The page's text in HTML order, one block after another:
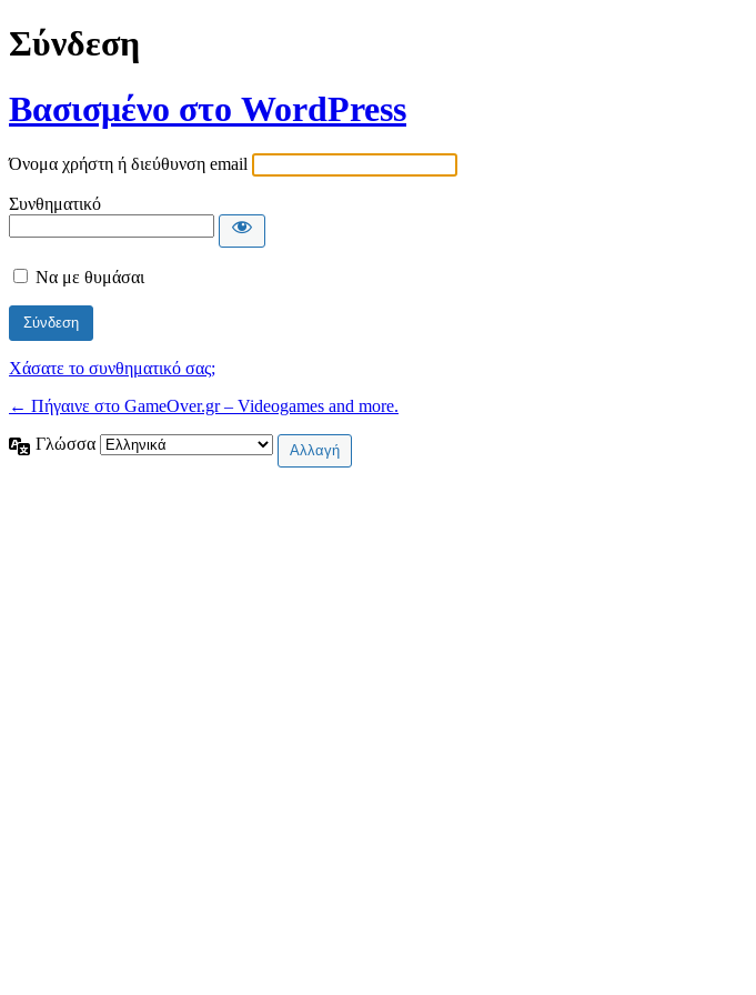
Σύνδεση
Βασισμένο στο WordPress
Όνομα χρήστη ή διεύθυνση email
Συνθηματικό
Να με θυμάσαι
Χάσατε το συνθηματικό σας;
← Πήγαινε στο GameOver.gr – Videogames and more.
Γλώσσα